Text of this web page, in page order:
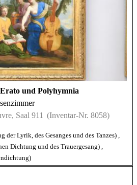
und Polyhymnia
Saal 911 (Inventar-Nr. 8058)
der Lyrik, des Gesanges und des Tanzes)
Dichtung und des Trauergesang)